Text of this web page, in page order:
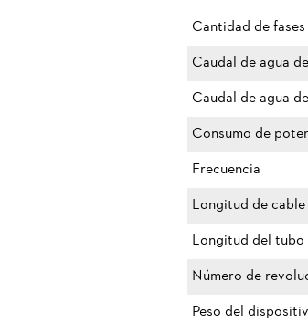
Cantidad de fases
Caudal de agua
Caudal de agua
Consumo de
Frecuencia
Longitud de cable
Longitud del
Número de
Peso del